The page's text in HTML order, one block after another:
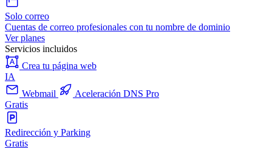
Solo correo
Cuentas de correo profesionales con tu nombre de dominio
Ver planes
Servicios incluidos
Crea tu página web
IA
Webmail
Aceleración DNS Pro
Gratis
Redirección y Parking
Gratis